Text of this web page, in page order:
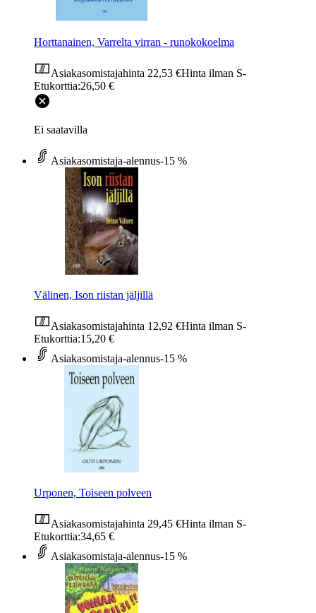
Horttanainen, Varrelta virran - runokokoelma
Asiakasomistajahinta 22,53 €Hinta ilman S-
Etukorttia:26,50 €
Ei saatavilla
Asiakasomistaja-alennus-15 %
Välinen, Ison riistan jäljillä
Asiakasomistajahinta 12,92 €Hinta ilman S-
Etukorttia:15,20 €
Asiakasomistaja-alennus-15 %
Urponen, Toiseen polveen
Asiakasomistajahinta 29,45 €Hinta ilman S-
Etukorttia:34,65 €
Asiakasomistaja-alennus-15 %